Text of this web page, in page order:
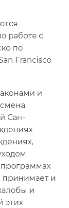
работе с
по
Francisco
и
Сан-
и
и
этих